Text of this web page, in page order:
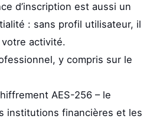
d’inscription est aussi un
: sans profil utilisateur, il
votre activité.
y compris sur le
AES-256 – le
institutions financières et les